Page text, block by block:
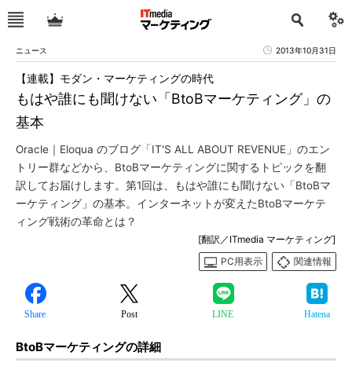
ニュース 2013年10月31日
もはや誰にも聞けない「BtoBマーケティング」の
基本
【連載】モダン・マーケティングの時代
Oracle｜Eloqua のブログ「IT'S ALL ABOUT REVENUE」のエン
トリー群などから、BtoBマーケティングに関するトピックを翻
訳してお届けします。第1回は、もはや誰にも聞けない「BtoBマ
ーケティング」の基本。インターネットが変えたBtoBマーケテ
ィング戦術の革命とは？
[翻訳／ITmedia マーケティング]
PC用表示
関連情報
Share Post LINE Hatena
BtoBマーケティングの詳細